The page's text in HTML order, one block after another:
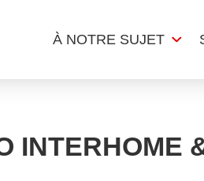
À NOTRE SUJET
INTERHOME